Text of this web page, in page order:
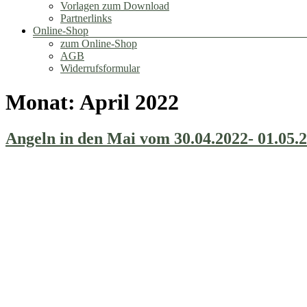
Vorlagen zum Download
Partnerlinks
Online-Shop
zum Online-Shop
AGB
Widerrufsformular
Monat: April 2022
Angeln in den Mai vom 30.04.2022-